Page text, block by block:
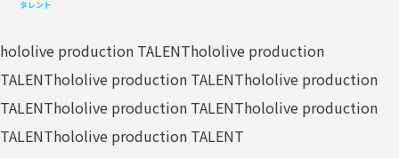
タレント
hololive production TALENThololive production
TALENThololive production TALENThololive production
TALENThololive production TALENThololive production
TALENThololive production TALENT